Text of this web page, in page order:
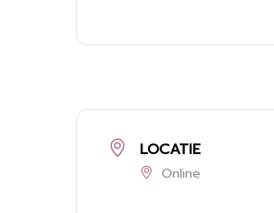
LOCATIE
Online